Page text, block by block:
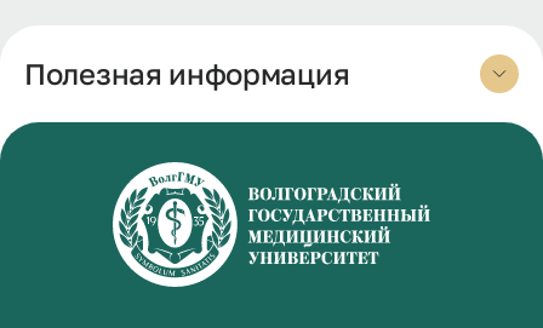
Полезная информация